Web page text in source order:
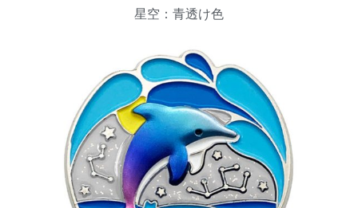
星空：青透け色